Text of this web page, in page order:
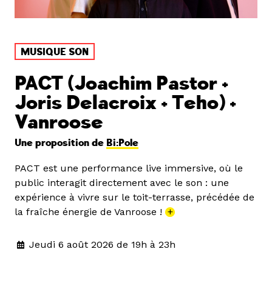
MUSIQUE SON
PACT (Joachim Pastor +
Joris Delacroix + Teho) +
Vanroose
Une proposition de Bi:Pole
PACT est une performance live immersive, où le
public interagit directement avec le son : une
expérience à vivre sur le toit-terrasse, précédée de
la fraîche énergie de Vanroose ! +
Jeudi 6 août 2026 de 19h à 23h